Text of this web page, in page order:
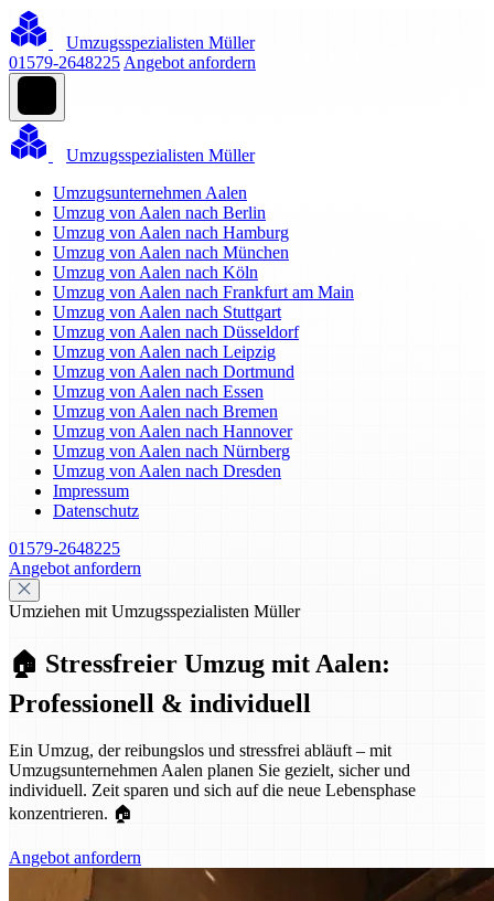
Umzugsspezialisten Müller
01579-2648225 Angebot anfordern
Umzugsspezialisten Müller
Umzugsunternehmen Aalen
Umzug von Aalen nach Berlin
Umzug von Aalen nach Hamburg
Umzug von Aalen nach München
Umzug von Aalen nach Köln
Umzug von Aalen nach Frankfurt am Main
Umzug von Aalen nach Stuttgart
Umzug von Aalen nach Düsseldorf
Umzug von Aalen nach Leipzig
Umzug von Aalen nach Dortmund
Umzug von Aalen nach Essen
Umzug von Aalen nach Bremen
Umzug von Aalen nach Hannover
Umzug von Aalen nach Nürnberg
Umzug von Aalen nach Dresden
Impressum
Datenschutz
01579-2648225
Angebot anfordern
Umziehen mit Umzugsspezialisten Müller
🏠 Stressfreier Umzug mit Aalen:
Professionell & individuell
Ein Umzug, der reibungslos und stressfrei abläuft – mit
Umzugsunternehmen Aalen planen Sie gezielt, sicher und
individuell. Zeit sparen und sich auf die neue Lebensphase
konzentrieren. 🏠
Angebot anfordern